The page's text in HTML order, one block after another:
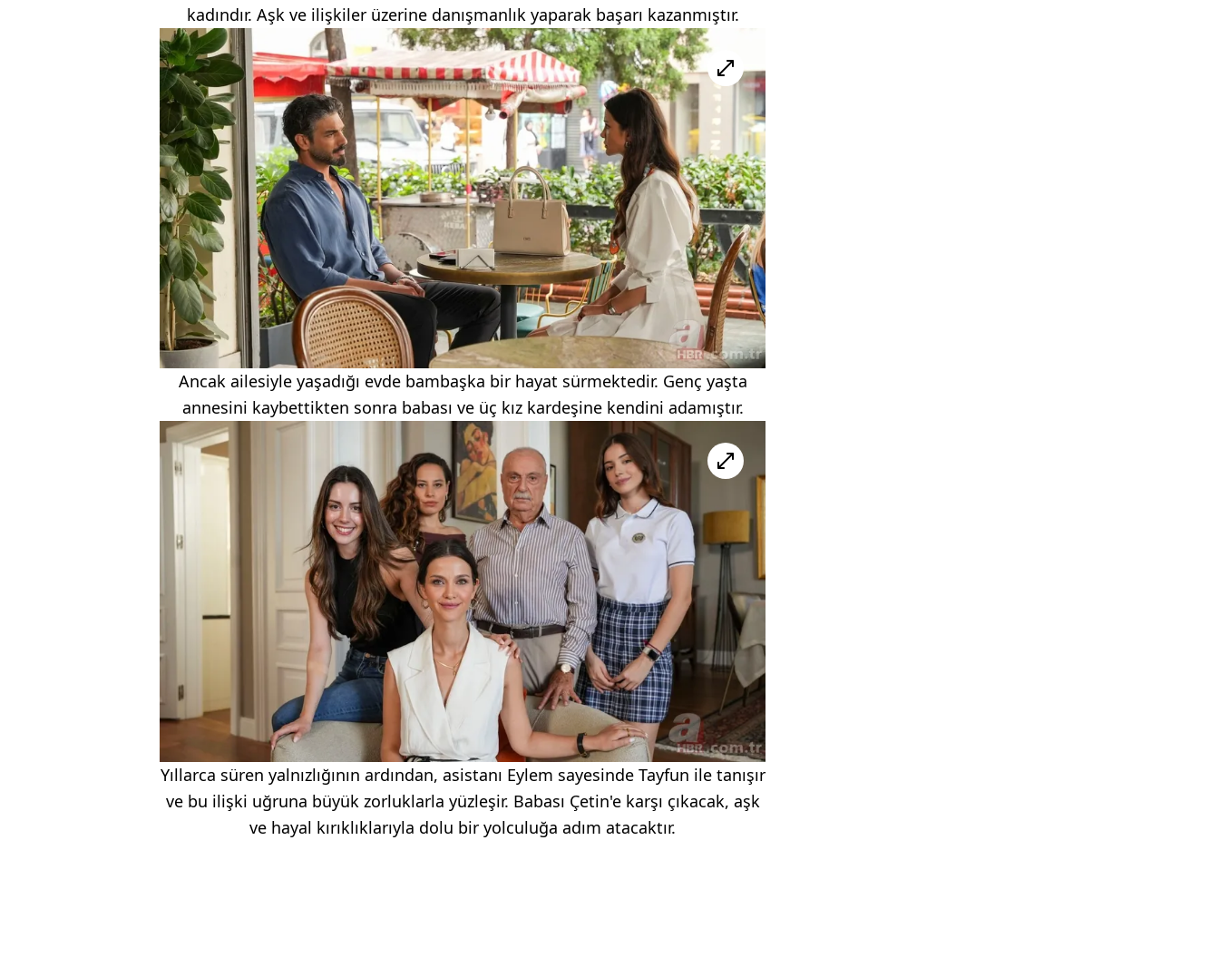
kadındır. Aşk ve ilişkiler üzerine danışmanlık yaparak başarı kazanmıştır.
Ancak ailesiyle yaşadığı evde bambaşka bir hayat sürmektedir. Genç yaşta
annesini kaybettikten sonra babası ve üç kız kardeşine kendini adamıştır.
Yıllarca süren yalnızlığının ardından, asistanı Eylem sayesinde Tayfun ile tanışır
ve bu ilişki uğruna büyük zorluklarla yüzleşir. Babası Çetin'e karşı çıkacak, aşk
ve hayal kırıklıklarıyla dolu bir yolculuğa adım atacaktır.